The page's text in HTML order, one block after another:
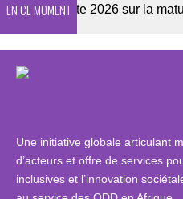
EN CE MOMENT
Enquête 2026 sur la maturité
Une initiative globale articulant
d’acteurs et offre de services
inclusives et l’innovation